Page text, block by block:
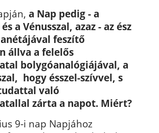
a Nap pedig - a
a Vénusszal, azaz - az ész
feszítő
állva a felelős
bolygóanalógiájával, a
hogy ésszel-szívvel, s
való
zárta a napot. Miért?
9-i nap Napjához